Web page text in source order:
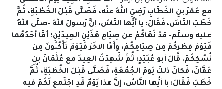
مع عُمَرَ بنِ الخَطَّابِ رَضِيَ اللهُ عنْه، فَصَلَّى قَبْلَ الخُطْبَةِ، ثُمَّ
خَطَبَ النَّاسَ، فَقَالَ: يا أيُّها النَّاسُ، إنَّ رَسولَ اللهِ -صلَّى اللهُ
عليه وسلَّم- قدْ نَهَاكُمْ عن صِيَامِ هَذَيْنِ العِيدَيْنِ؛ أمَّا أحَدُهُما
فَيَوْمُ فِطْرِكُمْ مِن صِيَامِكُمْ، وأَمَّا الآخَرُ فَيَوْمٌ تَأْكُلُونَ مِن
نُسُكِكُمْ. قَالَ أبو عُبَيْدٍ: ثُمَّ شَهِدْتُ العِيدَ مع عُثْمَانَ بنِ
عَفَّانَ، فَكانَ ذلكَ يَومَ الجُمُعَةِ، فَصَلَّى قَبْلَ الخُطْبَةِ، ثُمَّ
خَطَبَ فَقَالَ: يا أيُّها النَّاسُ، إنَّ هذا يَوْمٌ قَدِ اجْتَمع لَكُمْ فيه